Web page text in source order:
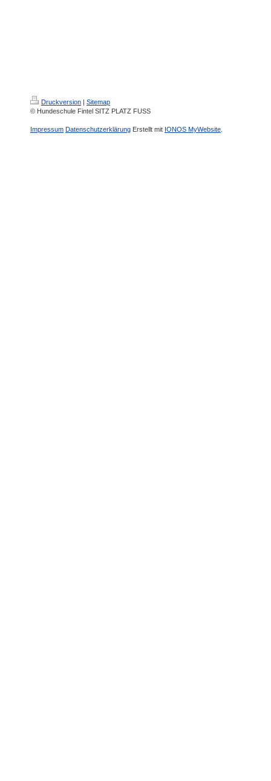
Druckversion | Sitemap
© Hundeschule Fintel SITZ PLATZ FUSS
Impressum Datenschutzerklärung Erstellt mit IONOS MyWebsite